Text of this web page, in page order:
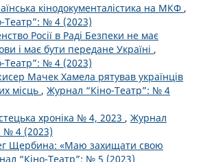
кінодокументалістика на МКФ ,
Театр”: № 4 (2023)
Росії в Раді Безпеки не має
і має бути передане Україні ,
Театр”: № 4 (2023)
Мачек Хамела рятував українців
місць , Журнал “Кіно-Театр”: № 4
хроніка № 4, 2023 , Журнал
№ 4 (2023)
Щербина: «Маю захищати свою
“Кіно-Театр”: № 5 (2023)